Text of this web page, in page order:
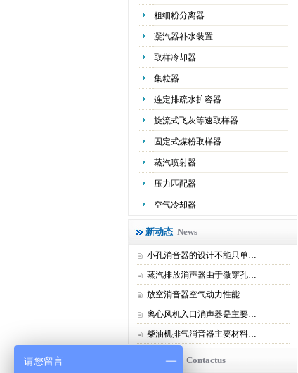
粗细粉分离器
凝汽器补水装置
取样冷却器
集粒器
连定排疏水扩容器
旋流式飞灰等速取样器
固定式煤粉取样器
蒸汽喷射器
压力匹配器
空气冷却器
新动态 News
小孔消音器的设计不能只单…
蒸汽排放消声器由于微穿孔…
放空消音器空气动力性能
离心风机入口消声器是主要…
柴油机排气消音器主要材料…
联系我们 Contactus
请您留言